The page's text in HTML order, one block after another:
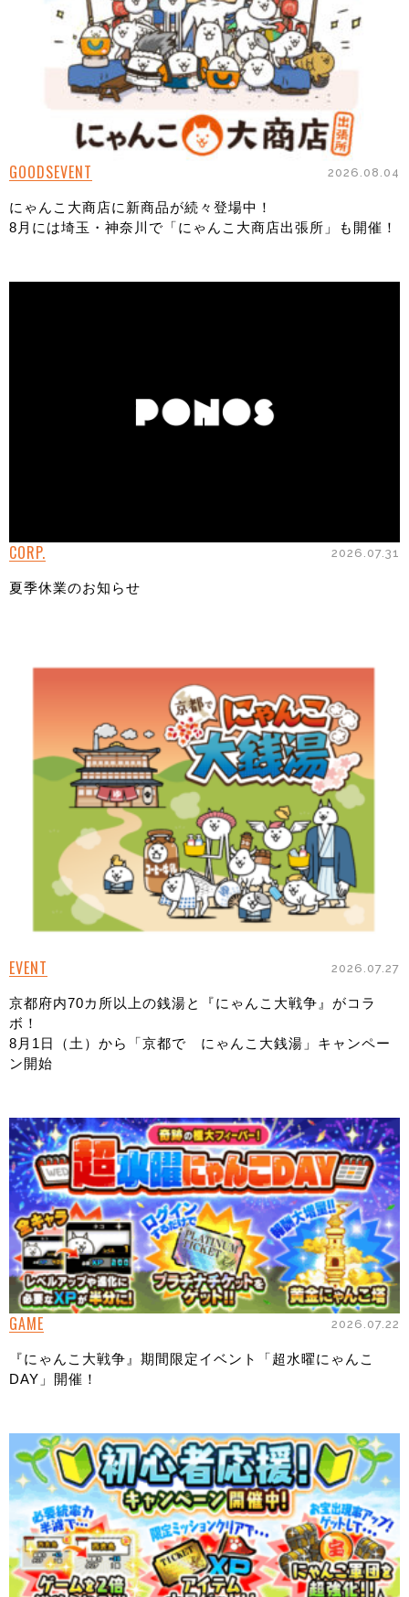
GOODSEVENT 2026.08.04
にゃんこ大商店に新商品が続々登場中！
8月には埼玉・神奈川で「にゃんこ大商店出張所」も開催！
CORP. 2026.07.31
夏季休業のお知らせ
EVENT 2026.07.27
京都府内70カ所以上の銭湯と『にゃんこ大戦争』がコラ
ボ！
8月1日（土）から「京都で にゃんこ大銭湯」キャンペー
ン開始
GAME 2026.07.22
『にゃんこ大戦争』期間限定イベント「超水曜にゃんこ
DAY」開催！